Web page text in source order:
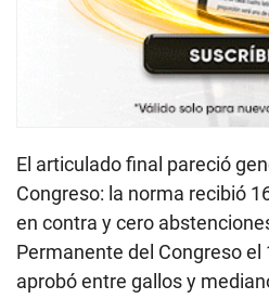
El articulado final pareció
Congreso: la norma recibió
en contra y cero
Permanente del Congreso el
aprobó entre gallos y